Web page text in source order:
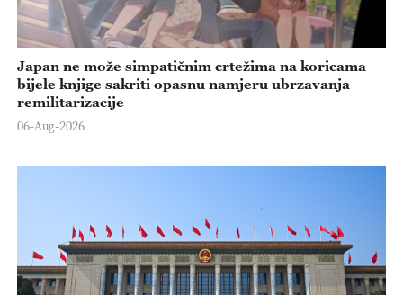
Japan ne može simpatičnim crtežima na koricama
bijele knjige sakriti opasnu namjeru ubrzavanja
remilitarizacije
06-Aug-2026